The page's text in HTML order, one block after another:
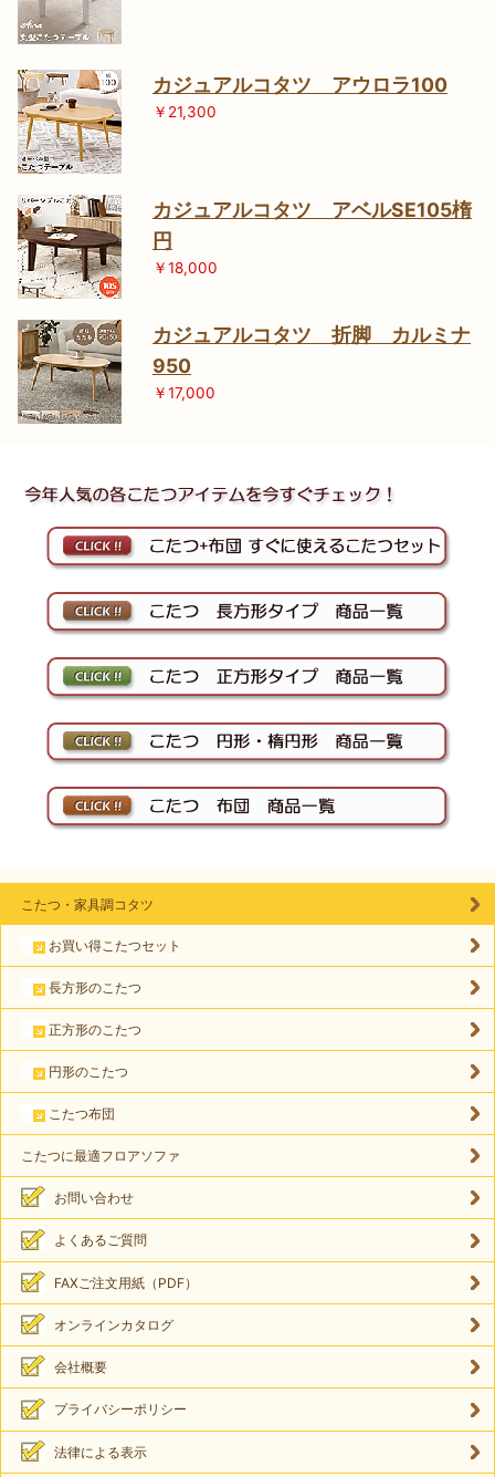
カジュアルコタツ アウロラ100
￥21,300
カジュアルコタツ アベルSE105楕
円
￥18,000
カジュアルコタツ 折脚 カルミナ
950
￥17,000
こたつ・家具調コタツ
お買い得こたつセット
長方形のこたつ
正方形のこたつ
円形のこたつ
こたつ布団
こたつに最適フロアソファ
お問い合わせ
よくあるご質問
FAXご注文用紙（PDF）
オンラインカタログ
会社概要
プライバシーポリシー
法律による表示